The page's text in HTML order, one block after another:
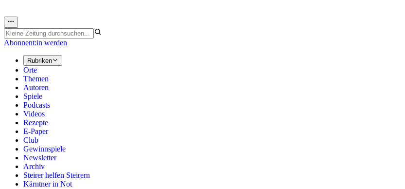
Abonnent:in werden
Rubriken
Orte
Themen
Autoren
Spiele
Podcasts
Videos
Rezepte
E-Paper
Club
Gewinnspiele
Newsletter
Archiv
Steirer helfen Steirern
Kärntner in Not